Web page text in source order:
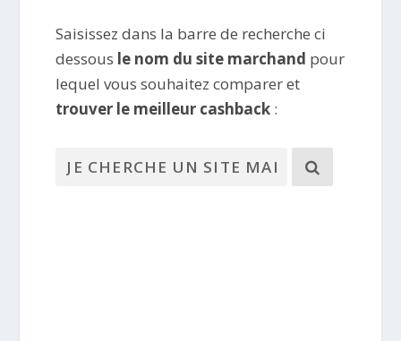
Saisissez dans la barre de recherche ci
dessous le nom du site marchand pour
lequel vous souhaitez comparer et
trouver le meilleur cashback :